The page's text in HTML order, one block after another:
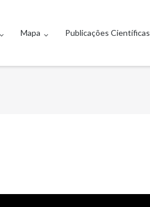
Mapa Publicações Científicas